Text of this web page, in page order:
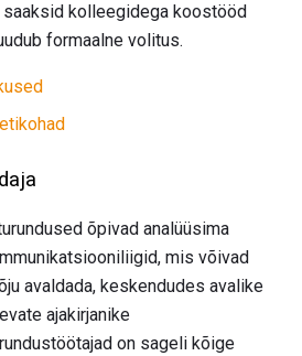
kolleegidega koostööd
formaalne volitus.
õpivad analüüsima
mis võivad
avaldada, keskendudes avalike
ajakirjanike
on sageli kõige